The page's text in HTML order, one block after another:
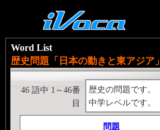
Word List
歴史問題「日本の動きと東アジア」
歴史の問題です。
中学レベルです。
46 語中 1～46番
目
問題